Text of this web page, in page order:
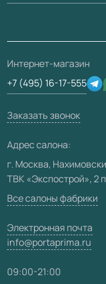
Отзывы клиентов
Техническая
Юридическая
Скачать материалы
3D-модели
О фабрике
Сертификаты
Производство
Вакансии
Видео
Карта сайта
Интернет-магазин
+7 (495) 16-17-555
Заказать звонок
Адрес салона:
г. Москва,
ТВК «Экспострой», 2
Все салоны фабрики
Электронная почта
info@portaprima.ru
09:00-21:00